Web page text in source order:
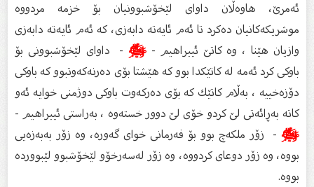
ئه‌مرێ، هاوه‌ڵان داواى لێخۆشبوونیان بۆ خزمه‌ مردووه‌
موشریكه‌كانیان ده‌كرد تا ئه‌م ئایه‌ته‌ دابه‌زى، كه‌ ئه‌م ئایه‌ته‌ دابه‌زى
وازیان هێنا ، وه‌ كاتێ ئیبراهیم - ﷺ- داوای لێخۆشبوونی بۆ
باوكی كرد ئه‌مه‌ له‌ كاتێكدا بوو كه‌ هێشتا بۆی ده‌رنه‌كه‌وتبوو كه‌ باوكی
دۆزه‌خییه‌ ، به‌ڵام كاتێك كه‌ بۆی ده‌ركه‌وت باوكی دوژمنی خوایه‌ ئه‌و
كاته‌ به‌ڕائه‌تی لێ كردو خۆی لێ دوور خسته‌وه‌ ، به‌راستى ئیبراهیم -
ﷺ- زۆر ملكه‌چ بوو بۆ فه‌رمانی خوای گه‌وره‌، وه‌ زۆر به‌به‌زه‌یى
بووه‌، وه‌ زۆر دوعاى كردووه‌، وه‌ زۆر له‌سه‌رخۆو لێخۆشبوو لێبوورده‌
بووه‌.